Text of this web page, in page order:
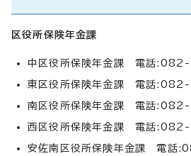
区役所保険年金課
中区役所保険年金課 電話
東区役所保険年金課 電話
南区役所保険年金課 電話
西区役所保険年金課 電話
安佐南区役所保険年金課 電